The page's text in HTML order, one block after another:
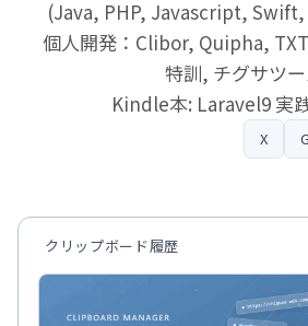
(Java, PHP, Javascript,
個人開発：Clibor, Quipha,
特訓, チグサツ
Kindle本: Laravel9 実
X
クリップボード履歴